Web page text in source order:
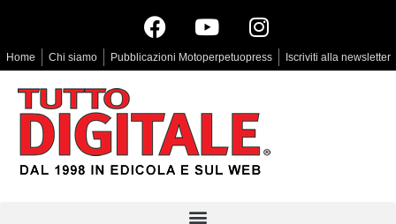
Home Chi siamo Pubblicazioni Motoperpetuopress Iscriviti alla newsletter